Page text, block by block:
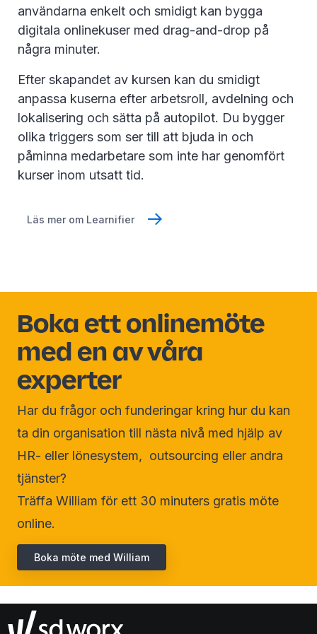
användarna enkelt och smidigt kan bygga
digitala onlinekuser med drag-and-drop på
några minuter.
Efter skapandet av kursen kan du smidigt
anpassa kuserna efter arbetsroll, avdelning och
lokalisering och sätta på autopilot. Du bygger
olika triggers som ser till att bjuda in och
påminna medarbetare som inte har genomfört
kurser inom utsatt tid.
Läs mer om Learnifier
Boka ett onlinemöte
med en av våra
experter
Har du frågor och funderingar kring hur du kan
ta din organisation till nästa nivå med hjälp av
HR- eller lönesystem, outsourcing eller andra
tjänster?
Träffa William för ett 30 minuters gratis möte
online.
Boka möte med William